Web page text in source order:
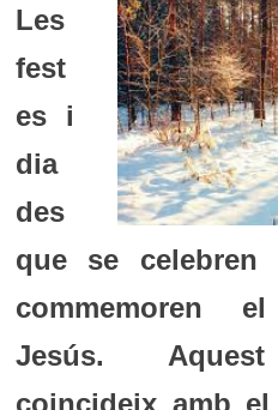
Les
fest
es i
dia
des
que se
commemoren
Jesús. Aquest
coincideix amb